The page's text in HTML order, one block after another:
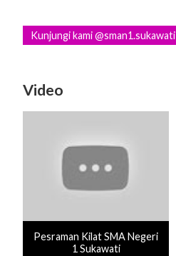
Kunjungi kami @sman1.sukawati
Video
Pesraman Kilat SMA Negeri
1 Sukawati